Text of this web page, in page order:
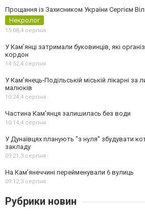
Прощання із Захисником України Сергієм
Некролог
15:08,4 серпня
У Кам’янці затримали буковинців, які
кордон
14:52,4 серпня
У Кам’янець-Подільській міській лікарні
малюків
10:24,4 серпня
Частина Кам'янця залишилась без води
10:14,4 серпня
У Дунаївцях планують "з нуля" збудувати
закладу
09:21,3 серпня
На Камʼянеччині перейменували 6 вулиць
09:12,3 серпня
Рубрики новин